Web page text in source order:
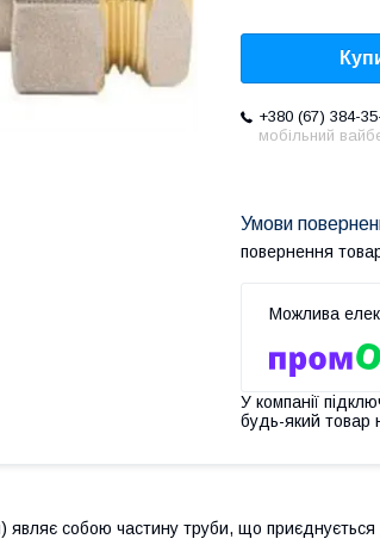
+380 (67) 384-
мобільний
повернення
У компанії
будь-який товар
являє собою частину труби, що